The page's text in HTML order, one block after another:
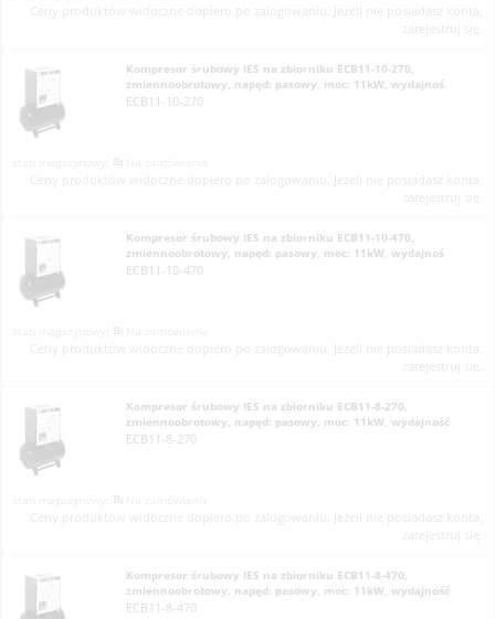
Ceny produktów widoczne dopiero po zalogowaniu. Jeżeli nie posiadasz konta,
zarejestruj się.
Kompresor śrubowy IES na zbiorniku ECB11-10-270,
zmiennoobrotowy, napęd: pasowy, moc: 11kW, wydajnoś
ECB11-10-270
Ceny produktów widoczne dopiero po zalogowaniu. Jeżeli nie posiadasz konta,
zarejestruj się.
Kompresor śrubowy IES na zbiorniku ECB11-10-470,
zmiennoobrotowy, napęd: pasowy, moc: 11kW, wydajnoś
ECB11-10-470
Ceny produktów widoczne dopiero po zalogowaniu. Jeżeli nie posiadasz konta,
zarejestruj się.
Kompresor śrubowy IES na zbiorniku ECB11-8-270,
zmiennoobrotowy, napęd: pasowy, moc: 11kW, wydajność
ECB11-8-270
Ceny produktów widoczne dopiero po zalogowaniu. Jeżeli nie posiadasz konta,
zarejestruj się.
Kompresor śrubowy IES na zbiorniku ECB11-8-470,
zmiennoobrotowy, napęd: pasowy, moc: 11kW, wydajność
ECB11-8-470